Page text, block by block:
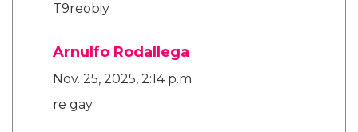
T9reobiy
Arnulfo Rodallega
Nov. 25, 2025, 2:14 p.m.
re gay